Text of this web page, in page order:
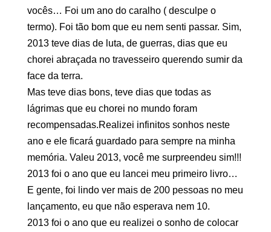
vocês… Foi um ano do caralho ( desculpe o
termo). Foi tão bom que eu nem senti passar. Sim,
2013 teve dias de luta, de guerras, dias que eu
chorei abraçada no travesseiro querendo sumir da
face da terra.
Mas teve dias bons, teve dias que todas as
lágrimas que eu chorei no mundo foram
recompensadas.Realizei infinitos sonhos neste
ano e ele ficará guardado para sempre na minha
memória. Valeu 2013, você me surpreendeu sim!!!
2013 foi o ano que eu lancei meu primeiro livro…
E gente, foi lindo ver mais de 200 pessoas no meu
lançamento, eu que não esperava nem 10.
2013 foi o ano que eu realizei o sonho de colocar